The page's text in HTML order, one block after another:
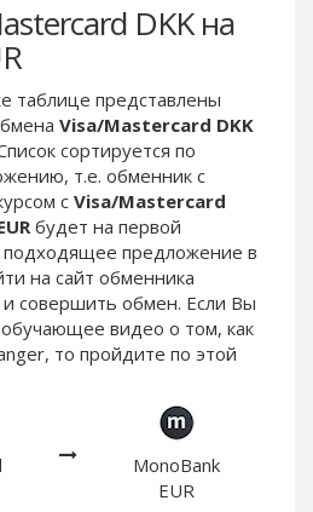
DKK на
таблице представлены
Visa/Mastercard DKK
сортируется по
т.е. обменник с
с Visa/Mastercard
будет на первой
предложение в
на сайт обменника
совершить обмен. Если Вы
видео о том, как
то пройдите по этой
MonoBank
EUR
Payeer Tether ERC20
(USDT)
ЮMoney RUB
ЮMoney KZT
PayPal USD
PayPal EUR
PayPal GBP
PayPal CAD
PayPal AUD
PayPal RUB
PayPal DKK
PayPal HKD
PayPal JPY